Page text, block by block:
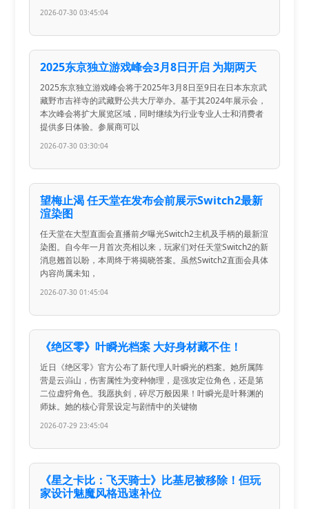
2026-07-30 03:45:04
2025东京独立游戏峰会3月8日开启 为期两天
2025东京独立游戏峰会将于2025年3月8日至9日在日本东京武
藏野市吉祥寺的武藏野公共大厅举办。基于其2024年展示会，
本次峰会将扩大展览区域，同时继续为行业专业人士和消费者
提供多日体验。参展商可以
2026-07-30 03:30:04
望梅止渴 任天堂在发布会前展示Switch2最新
渲染图
任天堂在大型直面会直播前夕曝光Switch2主机及手柄的最新渲
染图。自今年一月首次亮相以来，玩家们对任天堂Switch2的新
消息翘首以盼，本周终于将揭晓答案。虽然Switch2直面会具体
内容尚属未知，
2026-07-30 01:45:04
《绝区零》叶瞬光档案 大好身材藏不住！
近日《绝区零》官方公布了新代理人叶瞬光的档案。她所属阵
营是云岿山，伤害属性为变种物理，是强攻定位角色，还是第
二位虚狩角色。我愿执剑，碎尽万般因果！叶瞬光是叶释渊的
师妹。她的核心背景设定与剧情中的关键物
2026-07-29 23:45:04
《星之卡比：飞天骑士》比基尼被移除！但玩
家设计魅魔风格迅速补位